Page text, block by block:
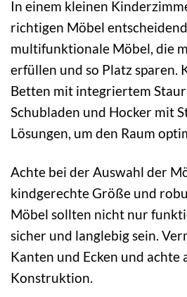
In einem kleinen
richtigen Möbel
multifunktionale Möbel, die
erfüllen und so Platz sparen.
Betten mit integriertem
Schubladen und Hocker mit
Lösungen, um den Raum
Achte bei der Auswahl der
kindgerechte Größe und
Möbel sollten nicht nur
sicher und langlebig sein.
Kanten und Ecken und achte
Konstruktion.